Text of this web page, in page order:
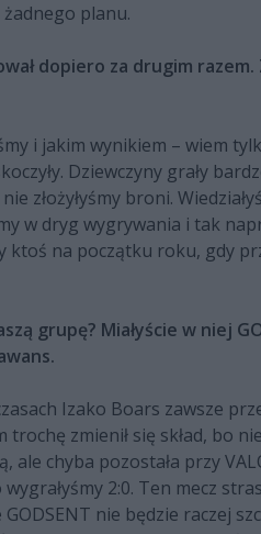
żadnego planu.
dopiero za drugim
i jakim wynikiem – wiem
Dziewczyny grały
złożyłyśmy broni.
w dryg wygrywania i tak
ktoś na początku roku, gdy
grupę? Miałyście w niej
Izako Boars zawsze
zmienił się skład, bo
chyba pozostała przy
2:0. Ten mecz
nie będzie raczej